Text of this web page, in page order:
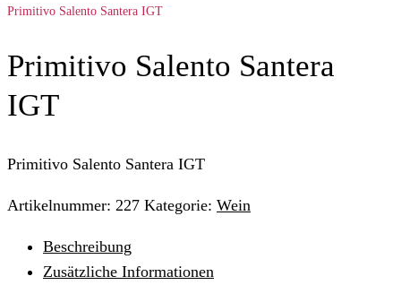
Primitivo Salento Santera IGT
Primitivo Salento Santera
IGT
Primitivo Salento Santera IGT
Artikelnummer: 227 Kategorie: Wein
Beschreibung
Zusätzliche Informationen